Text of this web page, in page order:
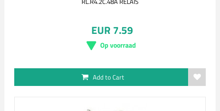
EUR 7.59
Op voorraad
Add to Cart